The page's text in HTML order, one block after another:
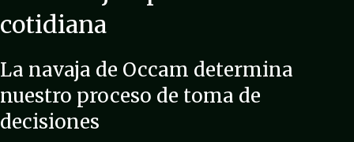
cotidiana
La navaja de Occam determina
nuestro proceso de toma de
decisiones